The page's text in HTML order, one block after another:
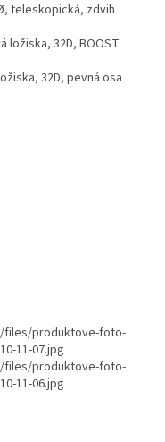
Ø, teleskopická, zdvih
ložiska, 32D, BOOST
32D, pevná osa
files/produktove-foto-
11-07.jpg
files/produktove-foto-
11-06.jpg